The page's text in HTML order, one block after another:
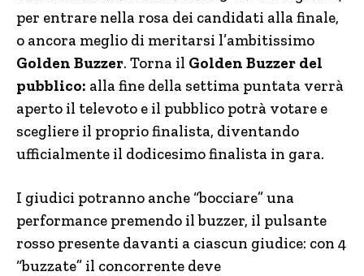
per entrare nella rosa dei candidati alla finale,
o ancora meglio di meritarsi l’ambitissimo
Golden Buzzer. Torna il Golden Buzzer del
pubblico: alla fine della settima puntata verrà
aperto il televoto e il pubblico potrà votare e
scegliere il proprio finalista, diventando
ufficialmente il dodicesimo finalista in gara.
I giudici potranno anche “bocciare” una
performance premendo il buzzer, il pulsante
rosso presente davanti a ciascun giudice: con 4
“buzzate” il concorrente deve